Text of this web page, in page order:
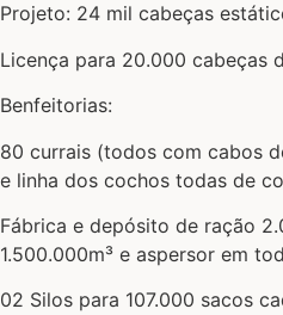
Projeto: 24 mil cabeças
Licença para 20.000 cabeças
Benfeitorias:
80 currais (todos com cabos
e linha dos cochos todas de
Fábrica e depósito de ração
1.500.000m³ e aspersor em
02 Silos para 107.000 sacos